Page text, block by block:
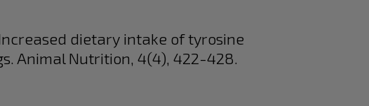
Increased dietary intake of tyrosine
Animal Nutrition, 4(4), 422-428.